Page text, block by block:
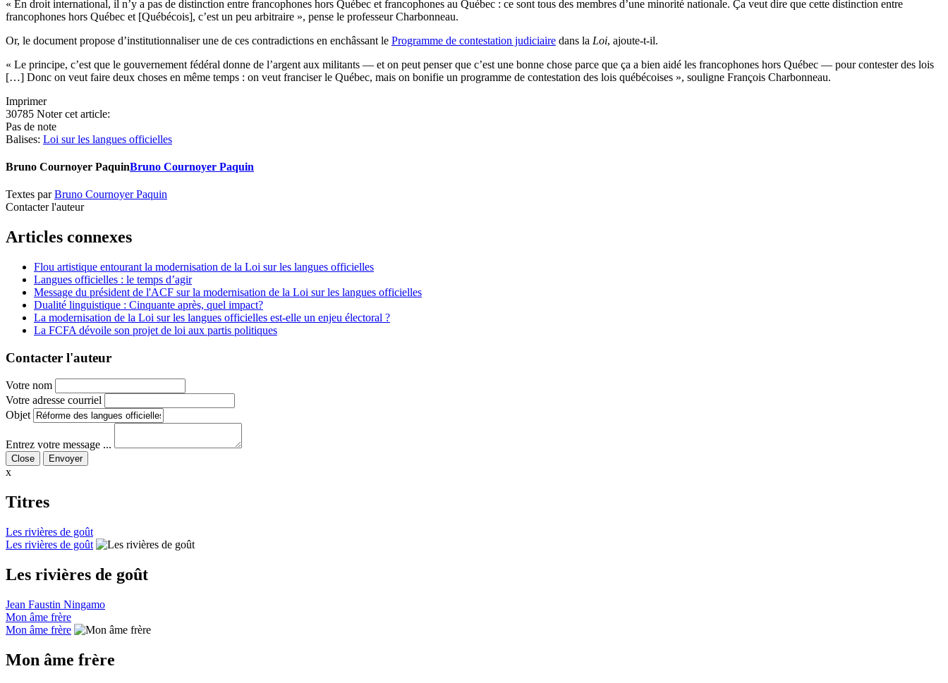
« En droit international, il n’y a pas de distinction entre francophones hors Québec et francophones au Québec : ce sont tous des membres d’une minorité nationale. Ça veut dire que cette distinction entre
francophones hors Québec et [Québécois], c’est un peu arbitraire », pense le professeur Charbonneau.
Or, le document propose d’institutionnaliser une de ces contradictions en enchâssant le Programme de contestation judiciaire dans la Loi, ajoute-t-il.
« Le principe, c’est que le gouvernement fédéral donne de l’argent aux militants — et on peut penser que c’est une bonne chose parce que ça a bien aidé les francophones hors Québec — pour contester des lois
[…] Donc on veut faire deux choses en même temps : on veut franciser le Québec, mais on bonifie un programme de contestation des lois québécoises », souligne François Charbonneau.
Imprimer
30785 Noter cet article:
Pas de note
Balises: Loi sur les langues officielles
Bruno Cournoyer PaquinBruno Cournoyer Paquin
Textes parBruno Cournoyer Paquin
Contacter l'auteur
Articles connexes
Flou artistique entourant la modernisation de la Loi sur les langues officielles
Langues officielles : le temps d’agir
Message du président de l'ACF sur la modernisation de la Loi sur les langues officielles
Dualité linguistique : Cinquante après, quel impact?
La modernisation de la Loi sur les langues officielles est-elle un enjeu électoral ?
La FCFA dévoile son projet de loi aux partis politiques
Contacter l'auteur
Votre nom
Votre adresse courriel
Objet
Entrez votre message ...
Close
x
Titres
Les rivières de goût
Les rivières de goût
Les rivières de goût
Jean Faustin Ningamo
Mon âme frère
Mon âme frère
Mon âme frère